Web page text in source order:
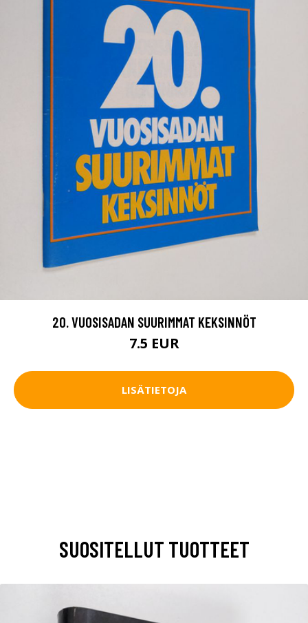
20. VUOSISADAN SUURIMMAT KEKSINNÖT
7.5 EUR
LISÄTIETOJA
SUOSITELLUT TUOTTEET